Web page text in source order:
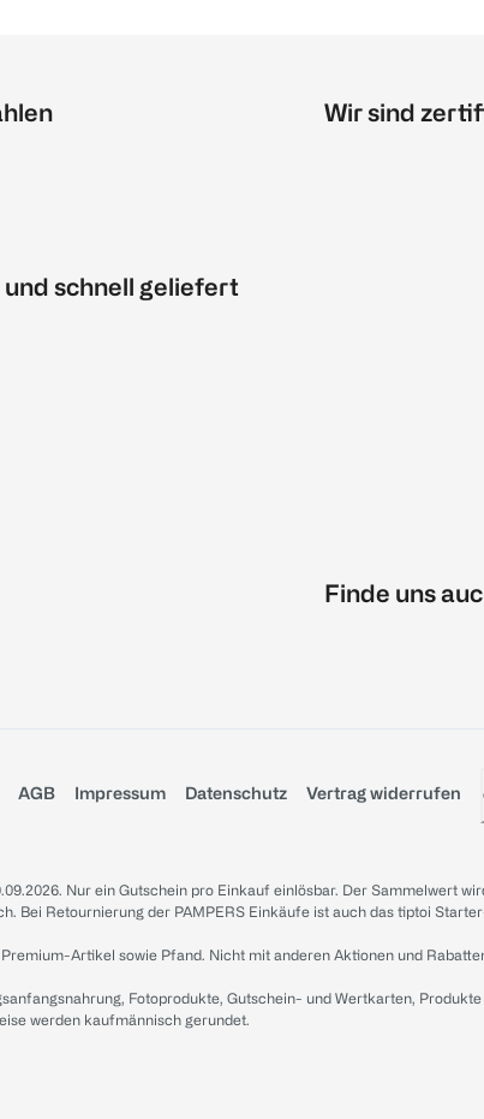
schnell geliefert
Wir sind
Finde uns
AGB Impressum Datenschutz Vertrag widerrufen
Nur ein Gutschein pro Einkauf einlösbar. Der Sammelwert
Bei Retournierung der PAMPERS Einkäufe ist auch das tiptoi
Artikel sowie Pfand. Nicht mit anderen Aktionen und
Fotoprodukte, Gutschein- und Wertkarten,
werden kaufmännisch gerundet.